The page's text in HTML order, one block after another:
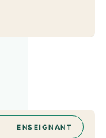
ENSEIGNANT